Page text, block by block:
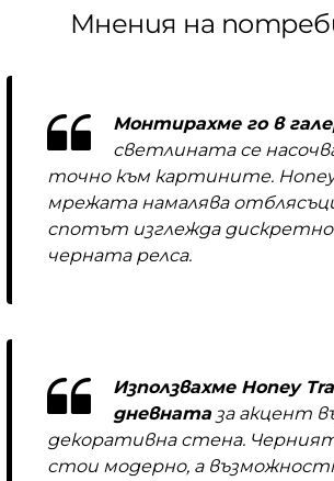
Мнения на
Монтирахме го в
светлината се
точно към картините.
мрежата намалява
спотът изглежда дискретно
черната релса.
Използвахме Honey
дневната за акцент
декоративна стена.
стои модерно, а